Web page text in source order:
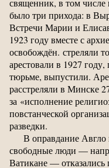
священник, в том числе
было три прихода: в
Встречи Марии и
1923 году вместе с
освобождён. стреляли
арестовали в 1927
тюрьме, выпустили.
расстреляли в Минске
за «исполнение
повстанческой
разведки.
В оправдание Авгло
свободные люди —
Ватикане — отказались